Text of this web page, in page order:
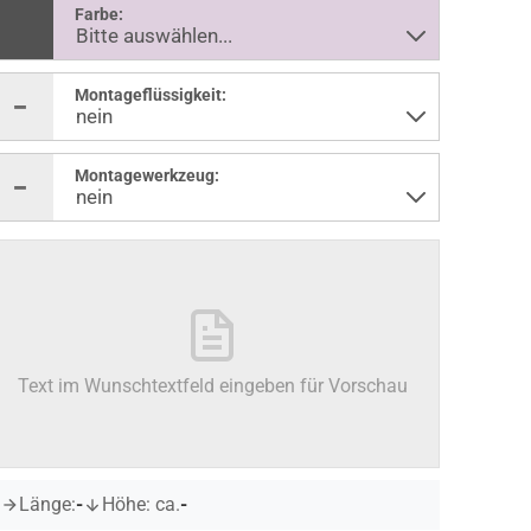
Farbe:
Montageflüssigkeit:
Montagewerkzeug:
Text im Wunschtextfeld eingeben für Vorschau
Länge:- Höhe: ca.-